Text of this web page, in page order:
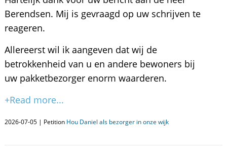
Berendsen. Mij is gevraagd op uw schrijven te
reageren.
Allereerst wil ik aangeven dat wij de
betrokkenheid van u en andere bewoners bij
uw pakketbezorger enorm waarderen.
+Read more...
2026-07-05 | Petition Hou Daniel als bezorger in onze wijk